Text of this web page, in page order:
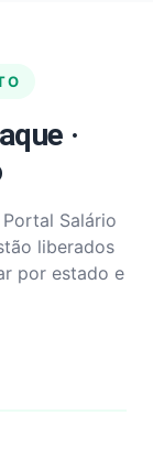
·
Salário
liberados
por estado e